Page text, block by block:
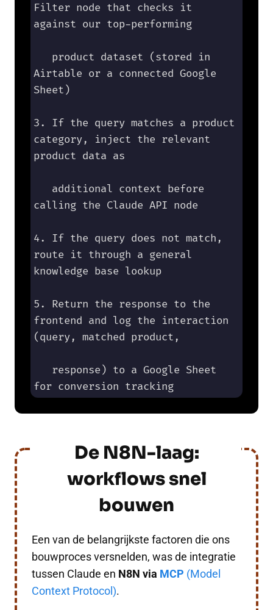
Filter node that checks it
against our top-performing
product dataset (stored in
Airtable or a connected Google
Sheet)
3. If the query matches a product
category, inject the relevant
product data as
additional context before
calling the Claude API node
4. If the query does not match,
route it through a general
knowledge base lookup
5. Return the response to the
frontend and log the interaction
(query, matched product,
response) to a Google Sheet
for conversion tracking
De N8N-laag:
workflows snel
bouwen
Een van de belangrijkste factoren die ons
bouwproces versnelden, was de integratie
tussen Claude en N8N via MCP (Model
Context Protocol).